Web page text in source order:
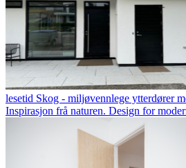
lesetid Skog - miljøvennlege ytterdører
Inspirasjon frå naturen. Design for